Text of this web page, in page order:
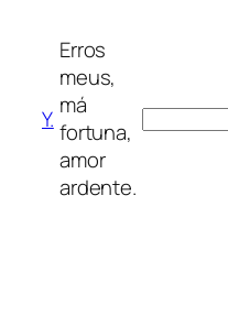
conteúdo
Y.
Erros
meus,
má
fortuna,
amor
ardente.